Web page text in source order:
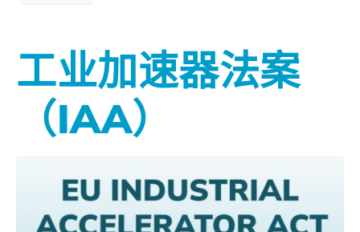
工业加速器法案
（IAA）